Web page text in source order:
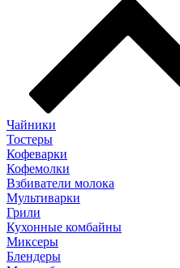
Чайники
Тостеры
Кофеварки
Кофемолки
Взбиватели молока
Мультиварки
Грили
Кухонные комбайны
Mиксеры
Блендеры